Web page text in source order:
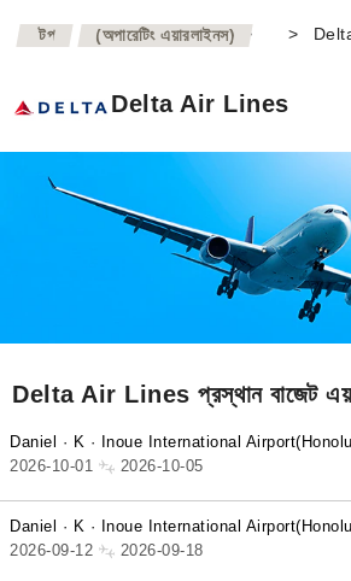
টপ >
(অপারেটিং এয়ারলাইনস) >
Delta Air Lines
Delta Air Lines প্রস্থান বাজেট
Daniel · K · Inoue International
2026-10-01 2026-10-05
Daniel · K · Inoue International
2026-09-12 2026-09-18